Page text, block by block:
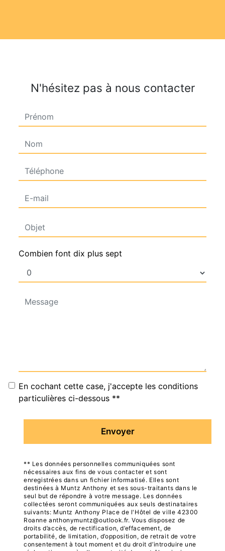
N'hésitez pas à nous contacter
Combien font dix plus sept
En cochant cette case, j'accepte les conditions
particulières ci-dessous **
Envoyer
** Les données personnelles communiquées sont
nécessaires aux fins de vous contacter et sont
enregistrées dans un fichier informatisé. Elles sont
destinées à Muntz Anthony et ses sous-traitants dans le
seul but de répondre à votre message. Les données
collectées seront communiquées aux seuls destinataires
suivants: Muntz Anthony Place de l'Hôtel de ville 42300
Roanne anthonymuntz@outlook.fr. Vous disposez de
droits d’accès, de rectification, d’effacement, de
portabilité, de limitation, d’opposition, de retrait de votre
consentement à tout moment et du droit d’introduire une